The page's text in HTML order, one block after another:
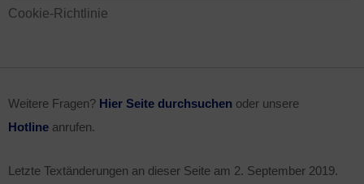
Cookie-Richtlinie
Weitere Fragen? Hier Seite durchsuchen oder unsere
Hotline anrufen.
Letzte Textänderungen an dieser Seite am 2. September 2019.